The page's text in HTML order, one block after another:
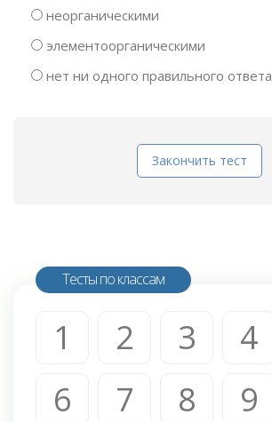
неорганическими
элементоорганическими
нет ни одного правильного ответа
Закончить тест
Тесты по классам
1 2 3 4
6
7 8 9